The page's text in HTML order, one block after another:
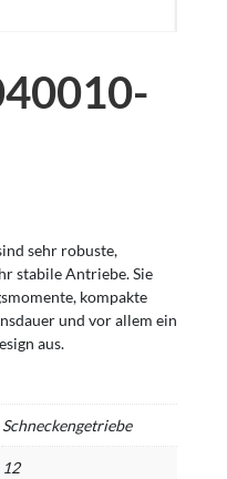
sehr robuste,
stabile Antriebe. Sie
kompakte
und vor allem ein
aus.
Schneckengetriebe
12